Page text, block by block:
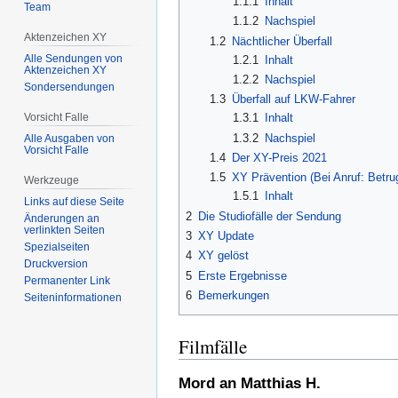
1.1.2 Nachspiel
1.2
Nächtlicher Überfall
1.2.1
Inhalt
1.2.2 Nachspiel
1.3 Überfall auf LKW-Fahrer
1.3.1
Inhalt
1.3.2 Nachspiel
1.4
Der XY-Preis 2021
1.5 XY Prävention (Bei Anruf:
1.5.1
Inhalt
2 Die Studiofälle der Sendung
3 XY Update
4 XY gelöst
5 Erste Ergebnisse
6 Bemerkungen
Filmfälle
Mord an Matthias H.
Team
Aktenzeichen XY
Alle Sendungen von
Aktenzeichen XY
Sondersendungen
Vorsicht Falle
Alle Ausgaben von
Vorsicht Falle
Werkzeuge
Links auf diese Seite
Änderungen an
verlinkten Seiten
Spezialseiten
Druckversion
Permanenter Link
Seiten­­informationen